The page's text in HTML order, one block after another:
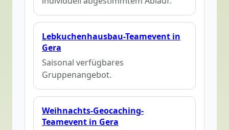
Lebkuchenhausbau-Teamevent in
Gera
Saisonal verfügbares
Gruppenangebot.
Weihnachts-Geocaching-
Teamevent in Gera